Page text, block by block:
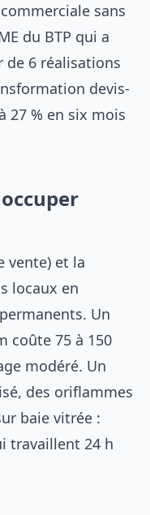
sans
du BTP qui a
6 réalisations
devis-
27 % en six mois
vente) et la
locaux en
Un
coûte 75 à 150
modéré. Un
des oriflammes
baie vitrée :
travaillent 24 h